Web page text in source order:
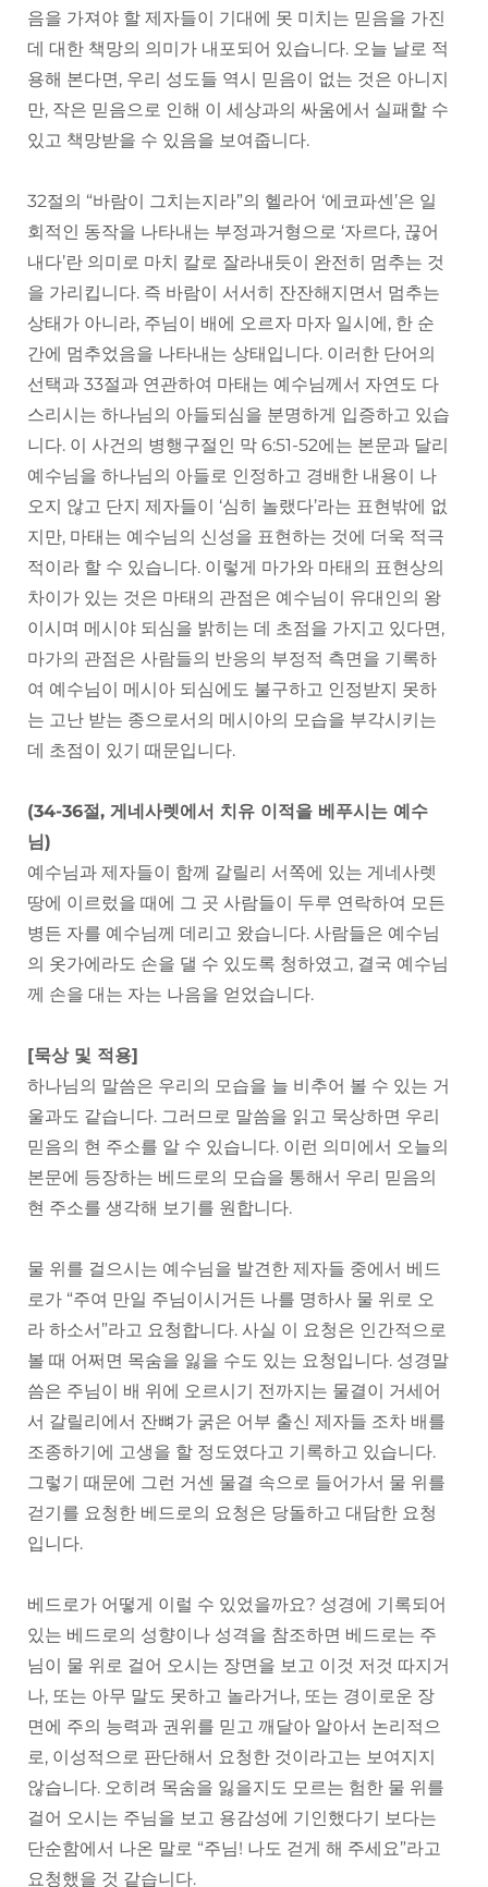
음을 가져야 할 제자들이 기대에 못 미치는 믿음을 가진
데 대한 책망의 의미가 내포되어 있습니다. 오늘 날로 적
용해 본다면, 우리 성도들 역시 믿음이 없는 것은 아니지
만, 작은 믿음으로 인해 이 세상과의 싸움에서 실패할 수
있고 책망받을 수 있음을 보여줍니다.
32절의 “바람이 그치는지라”의 헬라어 ‘에코파센’은 일
회적인 동작을 나타내는 부정과거형으로 ‘자르다, 끊어
내다’란 의미로 마치 칼로 잘라내듯이 완전히 멈추는 것
을 가리킵니다. 즉 바람이 서서히 잔잔해지면서 멈추는
상태가 아니라, 주님이 배에 오르자 마자 일시에, 한 순
간에 멈추었음을 나타내는 상태입니다. 이러한 단어의
선택과 33절과 연관하여 마태는 예수님께서 자연도 다
스리시는 하나님의 아들되심을 분명하게 입증하고 있습
니다. 이 사건의 병행구절인 막 6:51-52에는 본문과 달리
예수님을 하나님의 아들로 인정하고 경배한 내용이 나
오지 않고 단지 제자들이 ‘심히 놀랬다’라는 표현밖에 없
지만, 마태는 예수님의 신성을 표현하는 것에 더욱 적극
적이라 할 수 있습니다. 이렇게 마가와 마태의 표현상의
차이가 있는 것은 마태의 관점은 예수님이 유대인의 왕
이시며 메시야 되심을 밝히는 데 초점을 가지고 있다면,
마가의 관점은 사람들의 반응의 부정적 측면을 기록하
여 예수님이 메시아 되심에도 불구하고 인정받지 못하
는 고난 받는 종으로서의 메시아의 모습을 부각시키는
데 초점이 있기 때문입니다.
(34-36절, 게네사렛에서 치유 이적을 베푸시는 예수
님)
예수님과 제자들이 함께 갈릴리 서쪽에 있는 게네사렛
땅에 이르렀을 때에 그 곳 사람들이 두루 연락하여 모든
병든 자를 예수님께 데리고 왔습니다. 사람들은 예수님
의 옷가에라도 손을 댈 수 있도록 청하였고, 결국 예수님
께 손을 대는 자는 나음을 얻었습니다.
[묵상 및 적용]
하나님의 말씀은 우리의 모습을 늘 비추어 볼 수 있는 거
울과도 같습니다. 그러므로 말씀을 읽고 묵상하면 우리
믿음의 현 주소를 알 수 있습니다. 이런 의미에서 오늘의
본문에 등장하는 베드로의 모습을 통해서 우리 믿음의
현 주소를 생각해 보기를 원합니다.
물 위를 걸으시는 예수님을 발견한 제자들 중에서 베드
로가 “주여 만일 주님이시거든 나를 명하사 물 위로 오
라 하소서”라고 요청합니다. 사실 이 요청은 인간적으로
볼 때 어쩌면 목숨을 잃을 수도 있는 요청입니다. 성경말
씀은 주님이 배 위에 오르시기 전까지는 물결이 거세어
서 갈릴리에서 잔뼈가 굵은 어부 출신 제자들 조차 배를
조종하기에 고생을 할 정도였다고 기록하고 있습니다.
그렇기 때문에 그런 거센 물결 속으로 들어가서 물 위를
걷기를 요청한 베드로의 요청은 당돌하고 대담한 요청
입니다.
베드로가 어떻게 이럴 수 있었을까요? 성경에 기록되어
있는 베드로의 성향이나 성격을 참조하면 베드로는 주
님이 물 위로 걸어 오시는 장면을 보고 이것 저것 따지거
나, 또는 아무 말도 못하고 놀라거나, 또는 경이로운 장
면에 주의 능력과 권위를 믿고 깨달아 알아서 논리적으
로, 이성적으로 판단해서 요청한 것이라고는 보여지지
않습니다. 오히려 목숨을 잃을지도 모르는 험한 물 위를
걸어 오시는 주님을 보고 용감성에 기인했다기 보다는
단순함에서 나온 말로 “주님! 나도 걷게 해 주세요”라고
요청했을 것 같습니다.